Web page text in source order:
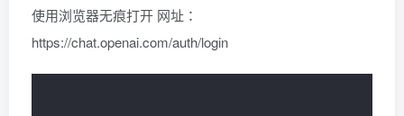
使用浏览器无痕打开 网址：
https://chat.openai.com/auth/login